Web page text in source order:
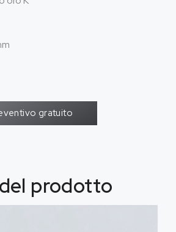
gratuito
prodotto